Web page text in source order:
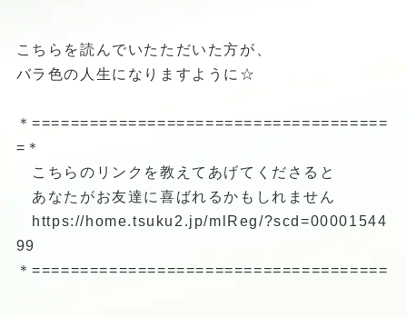
こちらを読んでいたただいた方が、
バラ色の人生になりますように☆
＊=====================================
=＊
こちらのリンクを教えてあげてくださると
あなたがお友達に喜ばれるかもしれません
https://home.tsuku2.jp/mlReg/?scd=00001544
99
＊=====================================